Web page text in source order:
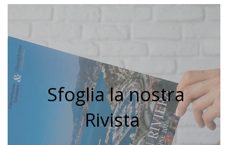
Sfoglia la nostra
Rivista